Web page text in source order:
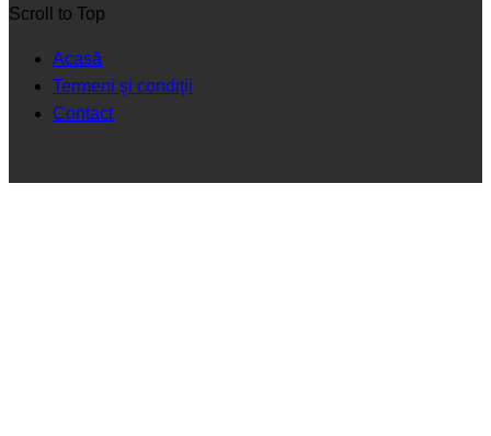
Scroll to Top
Acasă
Termeni şi condiţii
Contact